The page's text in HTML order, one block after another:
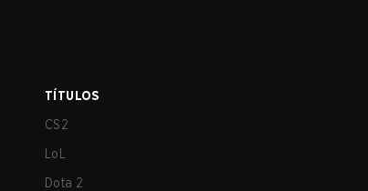
TÍTULOS
CS2
LoL
Dota 2